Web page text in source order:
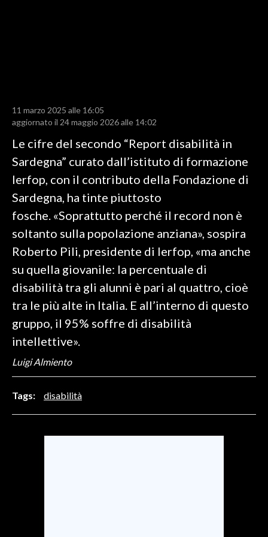
RISULTATI E CLASSIFICHE
CALCIO
CALCIO REGIONALE
BASKET
VOLLEY
MOTORI
TENNIS
ALTRI SPORT
CULTURA
SPETTACOLI
GOSSIP
11 marzo 2025 alle 16:05
aggiornato il 24 maggio 2026 alle 14:02
Le cifre del secondo “Report disabilità in
Sardegna” curato dall’istituto di formazione
Ierfop, con il contributo della Fondazione di
Sardegna, ha tinte piuttosto
fosche. «Soprattutto perché il record non è
soltanto sulla popolazione anziana», sospira
Roberto Pili, presidente di Ierfop, «ma anche
su quella giovanile: la percentuale di
disabilità tra gli alunni è pari al quattro, cioè
tra le più alte in Italia. E all’interno di questo
gruppo, il 95% soffre di disabilità
intellettive».
Luigi Almiento
Tags: disabilità